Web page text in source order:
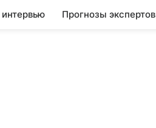
Прогнозы экспертов